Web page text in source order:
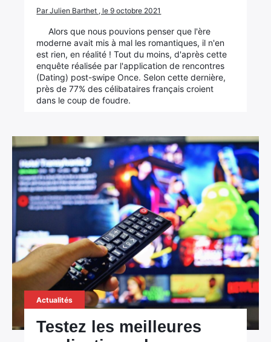
Par Julien Barthet , le 9 octobre 2021
Alors que nous pouvions penser que l'ère
moderne avait mis à mal les romantiques, il n'en
est rien, en réalité ! Tout du moins, d'après cette
enquête réalisée par l'application de rencontres
(Dating) post-swipe Once. Selon cette dernière,
près de 77% des célibataires français croient
dans le coup de foudre.
Actualités
Testez les meilleures